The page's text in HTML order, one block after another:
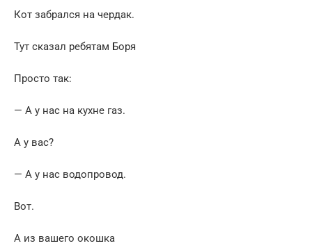
Кот забрался на чердак.
Тут сказал ребятам Боря
Просто так:
— А у нас на кухне газ.
А у вас?
— А у нас водопровод.
Вот.
А из вашего окошка